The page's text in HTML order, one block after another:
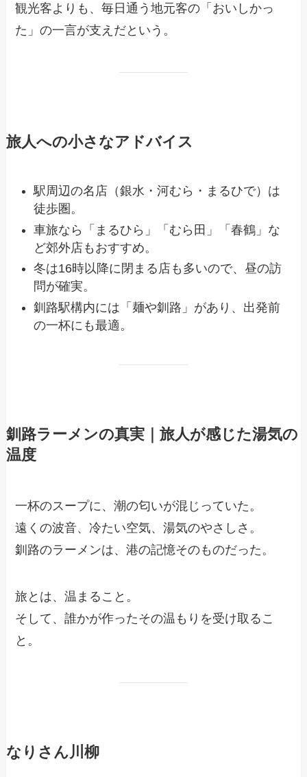
観光客よりも、毎日通う地元客の「おいしかっ
た」の一言が支えだという。
旅人への小さなアドバイス
駅周辺の名店（銀水・河むら・まるひで）は
徒歩圏。
車旅なら「まるひら」「むら田」「春鶴」な
ど郊外店もおすすめ。
冬は16時以降に閉まる店も多いので、昼の訪
問が確実。
釧路駅構内には「麺や釧路」があり、出発前
の一杯にも最適。
釧路ラーメンの真実｜旅人が感じた湯気の
温度
一杯のスープに、潮の匂いが混じっていた。
遠くの波音、冷たい空気、湯気のやさしさ。
釧路のラーメンは、港の記憶そのものだった。
旅とは、温まること。
そして、誰かが作ったその温もりを受け取るこ
と。
なりさん川柳